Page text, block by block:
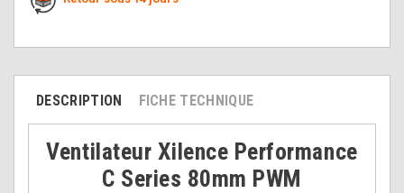
DESCRIPTION FICHE TECHNIQUE
Ventilateur Xilence Performance
C Series 80mm PWM